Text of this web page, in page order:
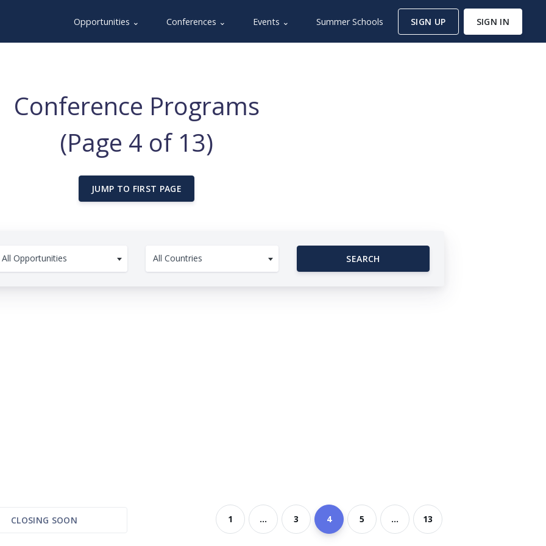
Opportunities ⌄ Conferences ⌄ Events ⌄ Summer Schools SIGN UP SIGN IN
Conference Programs
(Page 4 of 13)
JUMP TO FIRST PAGE
All Opportunities All Countries SEARCH
CLOSING SOON 1 ... 3 4 5 ... 13